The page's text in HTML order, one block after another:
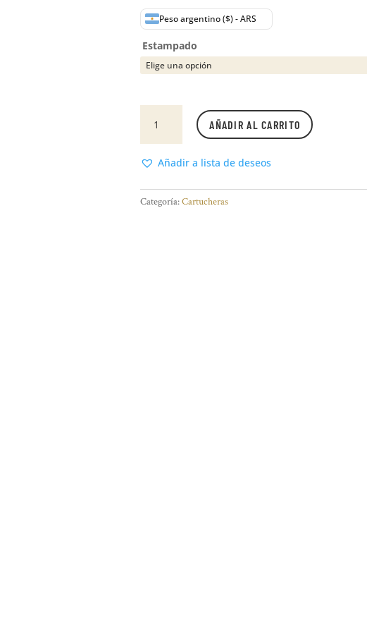
Peso argentino ($) - ARS
Estampado
cantidad
AÑADIR AL CARRITO
Añadir a lista de deseos
Categoría:Cartucheras